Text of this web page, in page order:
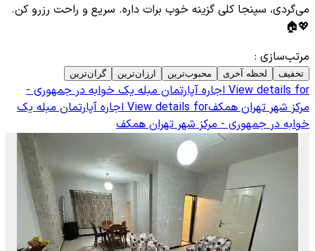
می‌گردی، سپنجا کلی گزینه خوب برات داره. سریع و راحت رزرو کن.
💖🏠
مرتب‌سازی :
تخفیف لحظه آخری محبوب‌ترین ارزان‌ترین گران‌ترین
View details for اجاره آپارتمان مبله یک خوابه در جمهوری -
مرکز شهر تهران همکفView details for اجاره آپارتمان مبله یک
خوابه در جمهوری - مرکز شهر تهران همکف